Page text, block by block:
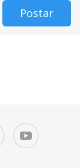
Postar